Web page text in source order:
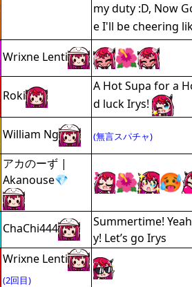
my duty :D, Now
e I'll be cheering
Wrixne Lenti
Roki
A Hot Supa for a
d luck Irys!
William Ng (無言スパチャ)
アカのーず |
Akanouse💎
ChaChi444
Summertime!
y! Let’s go Irys
Wrixne Lenti
(2回目)